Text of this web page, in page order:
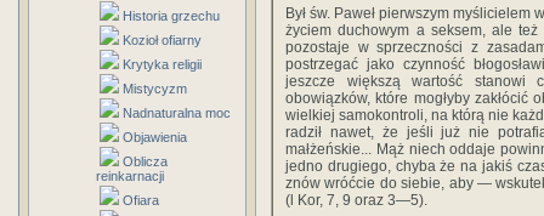
Historia grzechu
Kozioł ofiarny
Krytyka religii
Mistycyzm
Nadnaturalna moc
Objawienia
Oblicza
reinkarnacji
Ofiara
Był św. Paweł pierwszym
życiem duchowym a seksem, ale
pozostaje w sprzeczności z
postrzegać jako czynność
jeszcze większą wartość stanowi
obowiązków, które mogłyby zakłócić
wielkiej samokontroli, na którą nie
radził nawet, że jeśli już nie
małżeńskie... Mąż niech oddaje
jedno drugiego, chyba że na jakiś
znów wróćcie do siebie, aby —
(l Kor, 7, 9 oraz 3—5).